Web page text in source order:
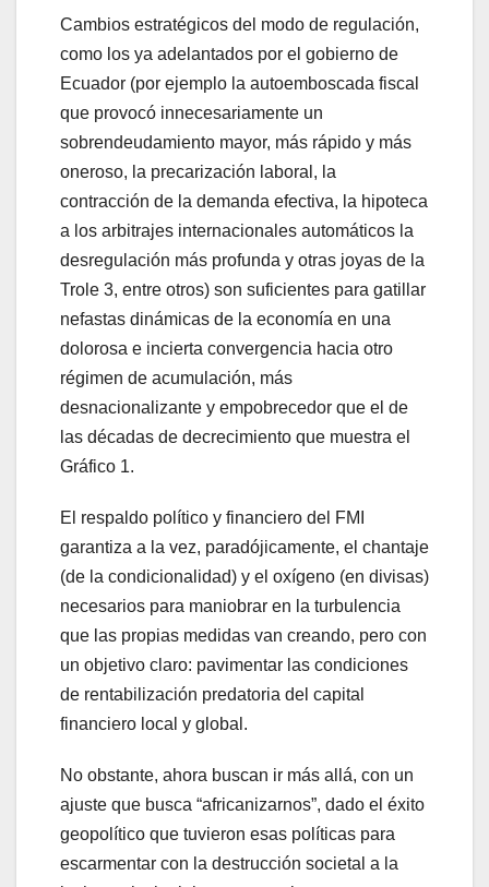
Cambios estratégicos del modo de regulación,
como los ya adelantados por el gobierno de
Ecuador (por ejemplo la autoemboscada fiscal
que provocó innecesariamente un
sobrendeudamiento mayor, más rápido y más
oneroso, la precarización laboral, la
contracción de la demanda efectiva, la hipoteca
a los arbitrajes internacionales automáticos la
desregulación más profunda y otras joyas de la
Trole 3, entre otros) son suficientes para gatillar
nefastas dinámicas de la economía en una
dolorosa e incierta convergencia hacia otro
régimen de acumulación, más
desnacionalizante y empobrecedor que el de
las décadas de decrecimiento que muestra el
Gráfico 1.
El respaldo político y financiero del FMI
garantiza a la vez, paradójicamente, el chantaje
(de la condicionalidad) y el oxígeno (en divisas)
necesarios para maniobrar en la turbulencia
que las propias medidas van creando, pero con
un objetivo claro: pavimentar las condiciones
de rentabilización predatoria del capital
financiero local y global.
No obstante, ahora buscan ir más allá, con un
ajuste que busca “africanizarnos”, dado el éxito
geopolítico que tuvieron esas políticas para
escarmentar con la destrucción societal a la